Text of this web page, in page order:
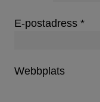
E-postadress *
Webbplats